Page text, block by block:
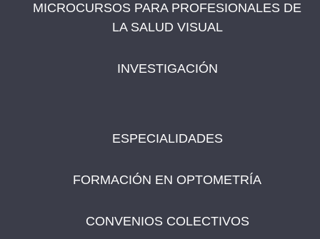
MICROCURSOS PARA PROFESIONALES DE
LA SALUD VISUAL
INVESTIGACIÓN
ESPECIALIDADES
FORMACIÓN EN OPTOMETRÍA
CONVENIOS COLECTIVOS